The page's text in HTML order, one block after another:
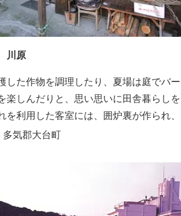
川原
した作物を調理したり、夏場は庭でバー
楽しんだりと、思い思いに田舎暮らしを
を利用した客室には、囲炉裏が作られ、
作りの岩風呂が自慢。
多気郡大台町